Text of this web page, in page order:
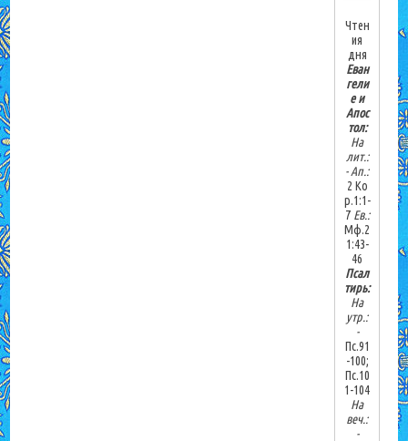
Чтен
ия
дня
Еван
гели
е и
Апос
тол:
На
лит.:
-Ап.:
2 Ко
р.1:1-
7Ев.:
Мф.2
1:43-
46
Псал
тирь:
На
утр.:
-
Пс.91
-100;
Пс.10
1-104
На
веч.:
-